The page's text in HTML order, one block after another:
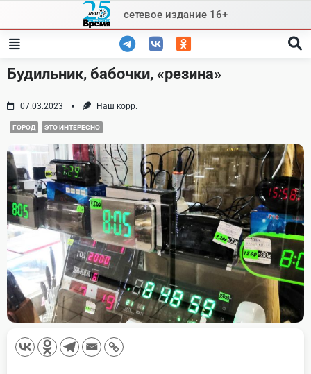
content
сетевое издание 16+
Будильник, бабочки, «резина»
07.03.2023 Наш корр.
ГОРОД ЭТО ИНТЕРЕСНО